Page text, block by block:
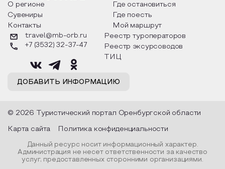
разных уголках страны, какие
обряды совершают на удачу и
благополучие, в чем схожи и
различаются традиции. Кто такой
Дед Мороз и откуда он пришел, как
его называют в разных уголках
страны и как появились елочные
Твардовского и
каждой строчке
восхищение
яркому времени
О регионе
Где остановиться
Сувениры
Где поесть
Контакты
Мой маршрут
ДОБАВИТЬ ИНФОРМАЦИЮ
travel@mb-orb.ru
+7 (3532) 32-37-47
Реестр туроператоров
Реестр эксурсоводов
ТИЦ
© 2026 Туристический портал Оренбургской области
Карта сайта Политика конфиденциальности
Данный ресурс носит информационный характер.
Администрация не несет ответственности за качество
услуг, предоставленных сторонними организациями.